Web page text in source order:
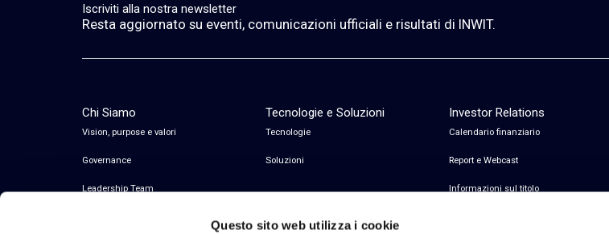
Questo sito web utilizza i cookie
Iscriviti alla nostra newsletter
Resta aggiornato su eventi, comunicazioni ufficiali e risultati di INWIT.
Chi Siamo
Vision, purpose e valori
Governance
Leadership Team
Tecnologie e Soluzioni
Tecnologie
Soluzioni
Investor Relations
Calendario finanziario
Report e Webcast
Informazioni sul titolo